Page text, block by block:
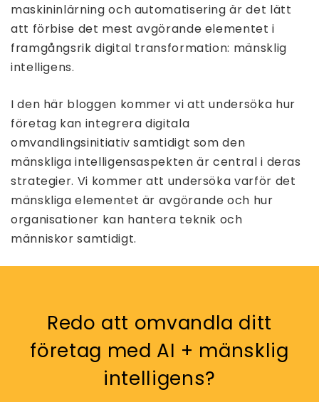
maskininlärning och automatisering är det lätt
att förbise det mest avgörande elementet i
framgångsrik digital transformation: mänsklig
intelligens.
I den här bloggen kommer vi att undersöka hur
företag kan integrera digitala
omvandlingsinitiativ samtidigt som den
mänskliga intelligensaspekten är central i deras
strategier. Vi kommer att undersöka varför det
mänskliga elementet är avgörande och hur
organisationer kan hantera teknik och
människor samtidigt.
Redo att omvandla ditt
företag med AI + mänsklig
intelligens?